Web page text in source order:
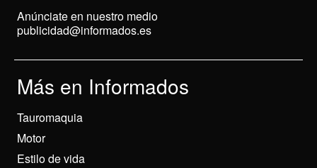
Anúnciate en nuestro medio
publicidad@informados.es
Más en Informados
Tauromaquia
Motor
Estilo de vida